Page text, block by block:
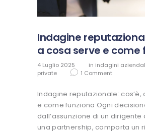
Indagine
a cosa serve e come
4 Luglio 2025 in indagini
private
1 Comment
Indagine reputazionale: cos’è,
e come funziona Ogni
dall’assunzione di un dirigente
una partnership, comporta un